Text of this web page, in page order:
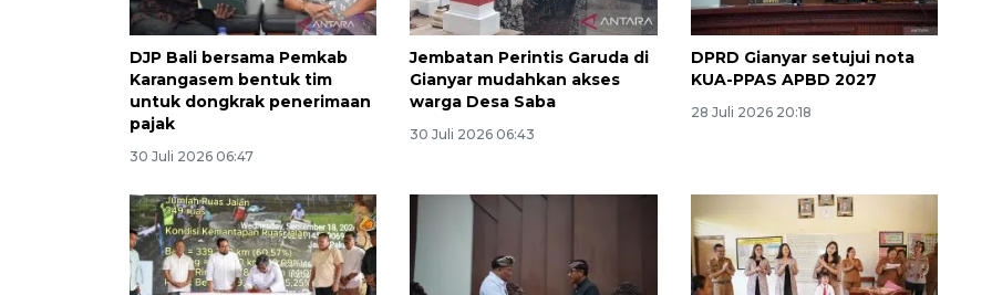
DJP Bali bersama Pemkab
Karangasem bentuk tim
untuk dongkrak penerimaan
pajak
30 Juli 2026 06:47
Jembatan Perintis Garuda di
Gianyar mudahkan akses
warga Desa Saba
30 Juli 2026 06:43
DPRD Gianyar setujui nota
KUA-PPAS APBD 2027
28 Juli 2026 20:18